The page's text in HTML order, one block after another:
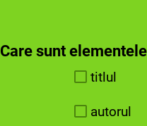
Care sunt
titlul
autorul